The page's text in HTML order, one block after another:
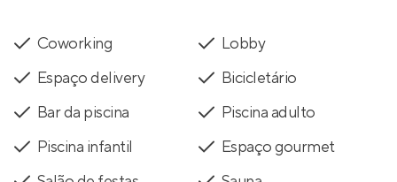
Coworking
Lobby
Espaço delivery
Bicicletário
Bar da piscina
Piscina adulto
Piscina infantil
Espaço gourmet